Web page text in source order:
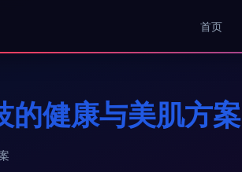
首页
的健康与美肌方案